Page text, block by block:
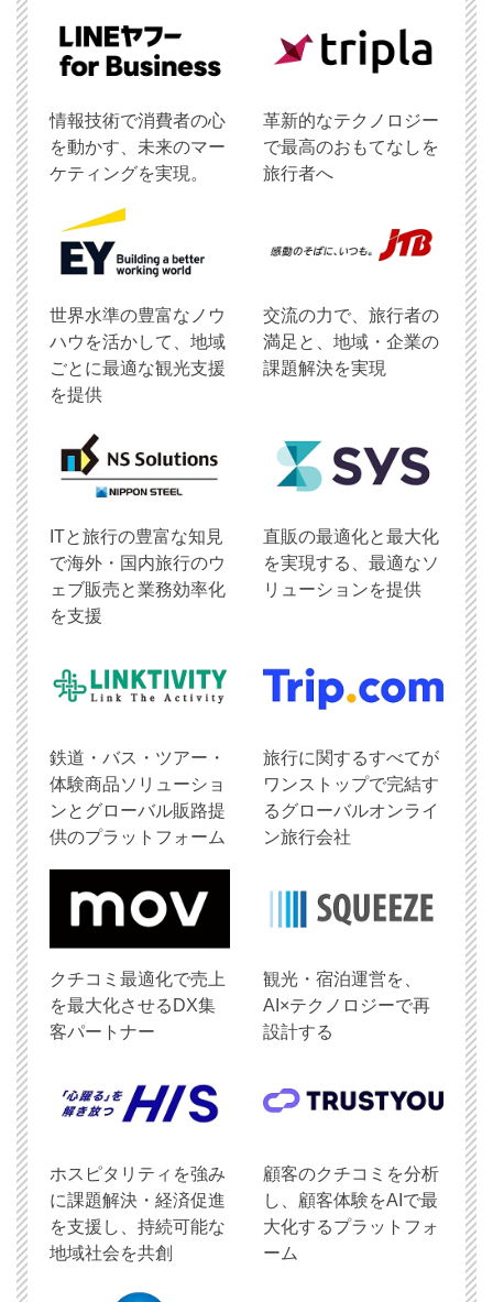
情報技術で消費者の心
を動かす、未来のマー
ケティングを実現。
革新的なテクノロジー
で最高のおもてなしを
旅行者へ
世界水準の豊富なノウ
ハウを活かして、地域
ごとに最適な観光支援
を提供
交流の力で、旅行者の
満足と、地域・企業の
課題解決を実現
ITと旅行の豊富な知見
で海外・国内旅行のウ
ェブ販売と業務効率化
を支援
直販の最適化と最大化
を実現する、最適なソ
リューションを提供
鉄道・バス・ツアー・
体験商品ソリューショ
ンとグローバル販路提
供のプラットフォーム
旅行に関するすべてが
ワンストップで完結す
るグローバルオンライ
ン旅行会社
クチコミ最適化で売上
を最大化させるDX集
客パートナー
観光・宿泊運営を、
AI×テクノロジーで再
設計する
ホスピタリティを強み
に課題解決・経済促進
を支援し、持続可能な
地域社会を共創
顧客のクチコミを分析
し、顧客体験をAIで最
大化するプラットフォ
ーム